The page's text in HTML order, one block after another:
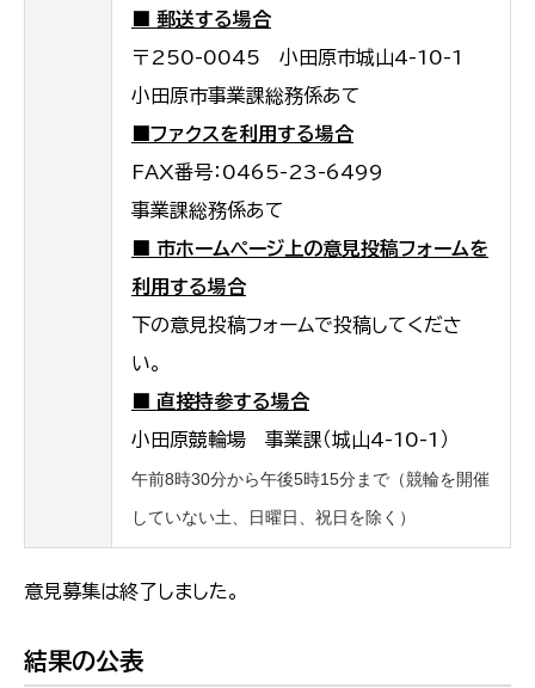
■ 郵送する場合
〒250-0045 小田原市城山4-10-1
小田原市事業課総務係あて
■ファクスを利用する場合
FAX番号：0465-23-6499
事業課総務係あて
■ 市ホームページ上の意見投稿フォームを
利用する場合
下の意見投稿フォームで投稿してくださ
い。
■ 直接持参する場合
小田原競輪場 事業課（城山4-10-1）
午前8時30分から午後5時15分まで（競輪を開催
していない土、日曜日、祝日を除く）
意見募集は終了しました。
結果の公表